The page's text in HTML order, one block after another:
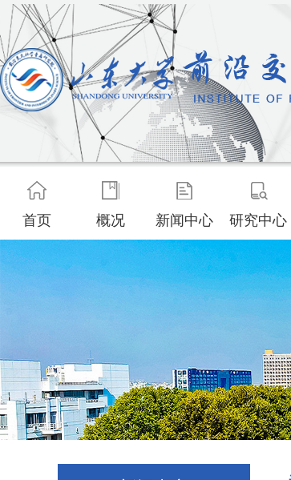
首页 概况 新闻中心 研究中心